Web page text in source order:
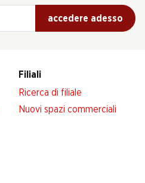
accedere adesso
Filiali
Ricerca di filiale
Nuovi spazi commerciali